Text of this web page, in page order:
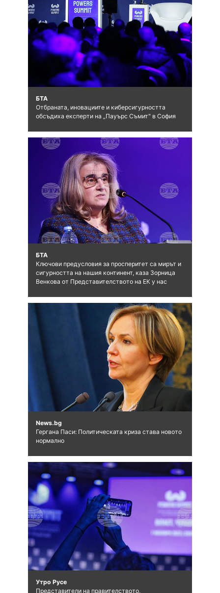
БТА
Отбраната, иновациите и киберсигурността
обсъдиха експерти на „Пауърс Съмит" в София
БТА
Ключови предусловия за просперитет са мирът и
сигурността на нашия континент, каза Зорница
Венкова от Представителството на ЕК у нас
News.bg
Гергана Паси: Политическата криза става новото
нормално
Утро Русе
Представители на правителството,